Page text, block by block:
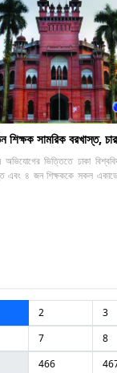
শিক্ষক সামরিক বরখাস্ত,
অভিযোগের ভিত্তিতে ঢাকা
এবং ৪ জন শিক্ষককে সকল
2 3
7 8
466